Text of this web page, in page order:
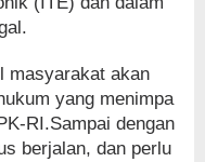
masyarakat akan
yang menimpa
RI.Sampai dengan
berjalan, dan perlu